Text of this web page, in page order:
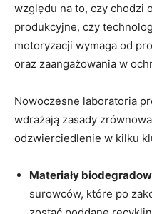
względu na to, czy chodzi
produkcyjne, czy
motoryzacji wymaga od
oraz zaangażowania w
Nowoczesne laboratoria
wdrażają zasady
odzwierciedlenie w kilku
Materiały
surowców, które po